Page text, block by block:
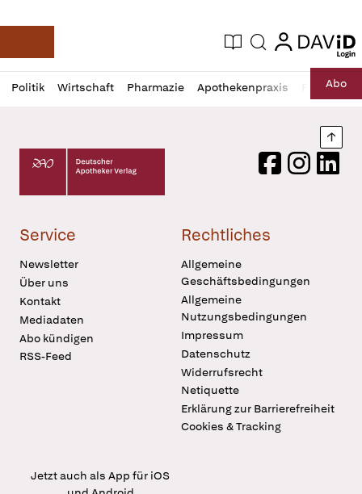
Deutsche Apotheker Zeitung
Aktuelle Ausgabe
Suche login
login
Politik Wirtschaft Pharmazie Apothekenpraxis RechtAbo
Profil
öffnen
Daz
Pur
Deutscher Apotheker Verlag Logo
FacebookInstagram
Service
Newsletter
Über uns
Kontakt
Mediadaten
Abo kündigen
RSS-Feed
Rechtliches
Allgemeine
Geschäftsbedingungen
Allgemeine
Nutzungsbedingungen
Impressum
Datenschutz
Widerrufsrecht
Netiquette
Erklärung zur Barrierefreiheit
Cookies & Tracking
Jetzt auch als App für iOS